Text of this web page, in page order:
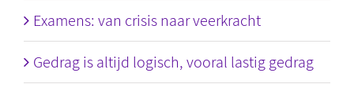
Examens: van crisis naar veerkracht
Gedrag is altijd logisch, vooral lastig gedrag